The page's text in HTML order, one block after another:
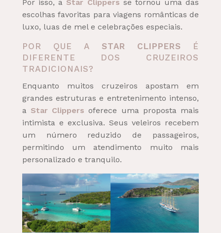
Por isso, a Star Clippers se tornou uma das
escolhas favoritas para viagens românticas de
luxo, luas de mel e celebrações especiais.
POR QUE A STAR CLIPPERS É
DIFERENTE DOS CRUZEIROS
TRADICIONAIS?
Enquanto muitos cruzeiros apostam em
grandes estruturas e entretenimento intenso,
a Star Clippers oferece uma proposta mais
intimista e exclusiva. Seus veleiros recebem
um número reduzido de passageiros,
permitindo um atendimento muito mais
personalizado e tranquilo.